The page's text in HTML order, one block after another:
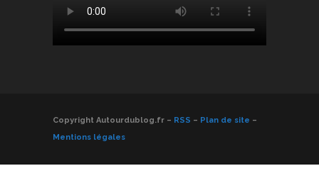
Copyright Autourdublog.fr – RSS – Plan de site –
Mentions légales